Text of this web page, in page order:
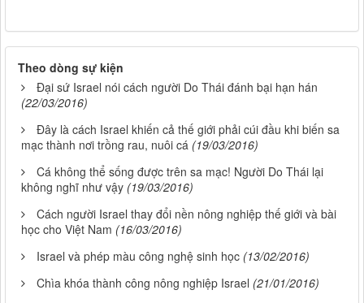
Theo dòng sự kiện
Đại sứ Israel nói cách người Do Thái đánh bại hạn hán
(22/03/2016)
Đây là cách Israel khiến cả thế giới phải cúi đầu khi biến sa
mạc thành nơi trồng rau, nuôi cá (19/03/2016)
Cá không thể sống được trên sa mạc! Người Do Thái lại
không nghĩ như vậy (19/03/2016)
Cách người Israel thay đổi nền nông nghiệp thế giới và bài
học cho Việt Nam (16/03/2016)
Israel và phép màu công nghệ sinh học (13/02/2016)
Chìa khóa thành công nông nghiệp Israel (21/01/2016)